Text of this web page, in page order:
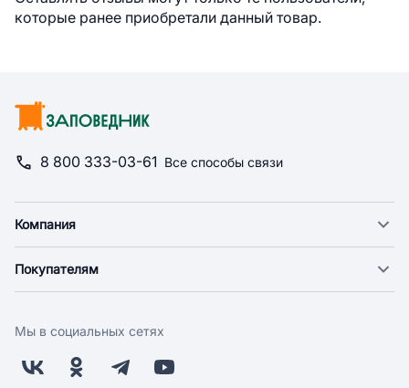
которые ранее приобретали данный товар.
8 800 333-03-61 Все способы связи
Компания
Новости
Поставщикам
Заводчикам
Покупателям
Оплата
Бонусная программа
Мы в социальных сетях